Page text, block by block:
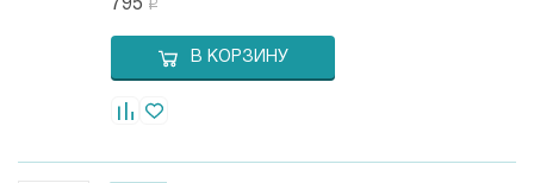
795
В КОРЗИНУ